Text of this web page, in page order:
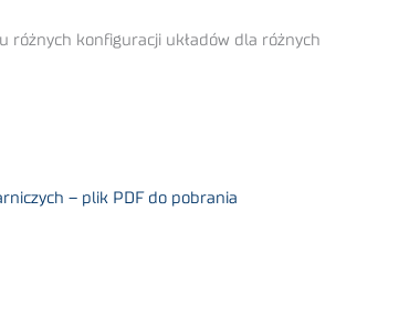
różnych konfiguracji układów dla różnych
– plik PDF do pobrania